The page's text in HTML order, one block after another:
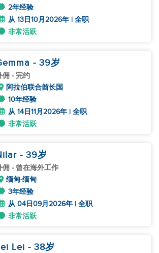
2年经验
从 13日10月2026年 | 全职
非常活跃
- 39岁
佣 - 完约
阿拉伯联合酋长国
10年经验
从 14日11月2026年 | 全职
非常活跃
- 39岁
佣 - 曾在海外工作
缅甸-缅甸
3年经验
从 04日09月2026年 | 全职
非常活跃
Lei - 38岁